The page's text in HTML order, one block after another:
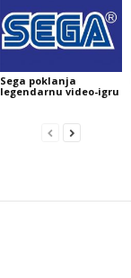
Sega poklanja
legendarnu video-igru